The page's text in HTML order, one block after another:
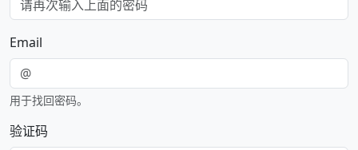
Email
用于找回密码。
验证码